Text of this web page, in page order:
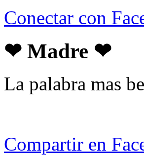
Conectar con
❤ Madre ❤
La palabra mas
Compartir en